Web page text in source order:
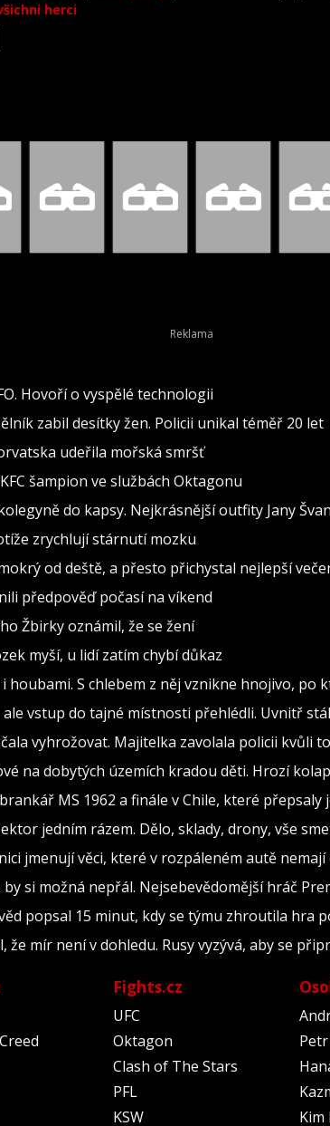
herci
Hovoří o vyspělé technologii
zabil desítky žen. Policii unikal téměř 20 let
udeřila mořská smršť
šampion ve službách Oktagonu
do kapsy. Nejkrásnější outfity Jany
zrychlují stárnutí mozku
od deště, a přesto přichystal nejlepší
předpověď počasí na víkend
Žbirky oznámil, že se žení
myší, u lidí zatím chybí důkaz
S chlebem z něj vznikne hnojivo, po
vstup do tajné místnosti přehlédli. Uvnitř
vyhrožovat. Majitelka zavolala policii kvůli
na dobytých územích kradou děti. Hrozí
MS 1962 a finále v Chile, které přepsaly
jedním rázem. Dělo, sklady, drony, vše
jmenují věci, které v rozpáleném autě
si možná nepřál. Nejsebevědomější hráč
popsal 15 minut, kdy se týmu zhroutila hra
mír není v dohledu. Rusy vyzývá, aby se
Fights.cz
UFC
Oktagon
Clash of The Stars
PFL
KSW
Kim